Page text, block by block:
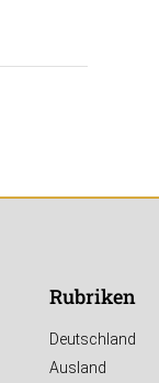
Rubriken
Deutschland
Ausland